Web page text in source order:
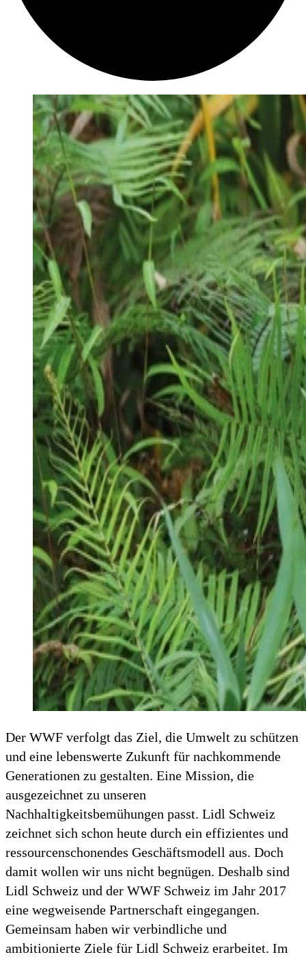
Der WWF verfolgt das Ziel, die Umwelt zu schützen
und eine lebenswerte Zukunft für nachkommende
Generationen zu gestalten. Eine Mission, die
ausgezeichnet zu unseren
Nachhaltigkeitsbemühungen passt. Lidl Schweiz
zeichnet sich schon heute durch ein effizientes und
ressourcenschonendes Geschäftsmodell aus. Doch
damit wollen wir uns nicht begnügen. Deshalb sind
Lidl Schweiz und der WWF Schweiz im Jahr 2017
eine wegweisende Partnerschaft eingegangen.
Gemeinsam haben wir verbindliche und
ambitionierte Ziele für Lidl Schweiz erarbeitet. Im